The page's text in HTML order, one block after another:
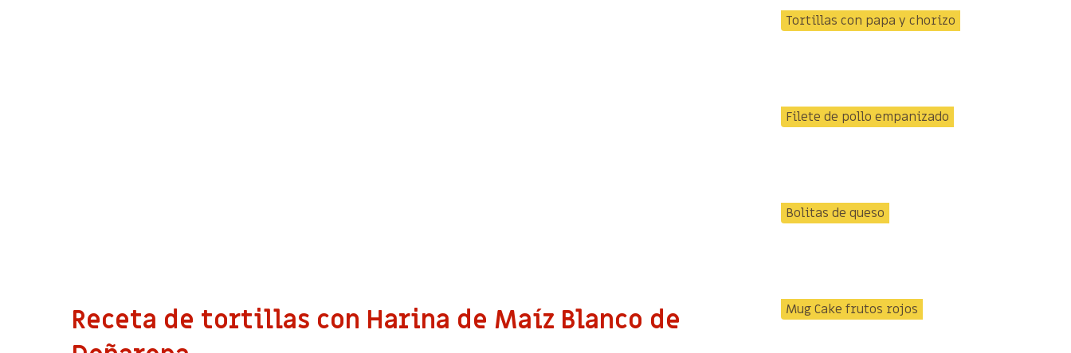
Receta de tortillas con Harina de Maíz Blanco de
Tortillas con papa y chorizo
Filete de pollo empanizado
Bolitas de queso
Mug Cake frutos rojos